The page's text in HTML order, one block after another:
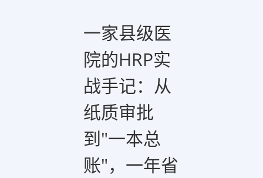
一家县级医
院的HRP实
战手记：从
纸质审批
到"一本总
账"，一年省